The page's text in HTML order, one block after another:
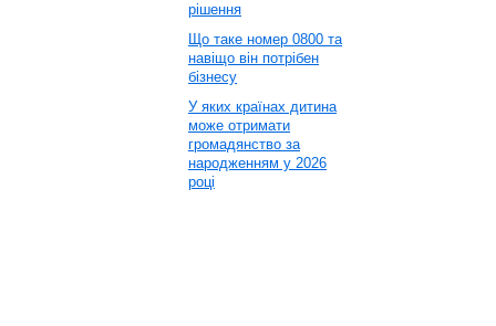
рішення
Що таке номер 0800 та
навіщо він потрібен
бізнесу
У яких країнах дитина
може отримати
громадянство за
народженням у 2026
році